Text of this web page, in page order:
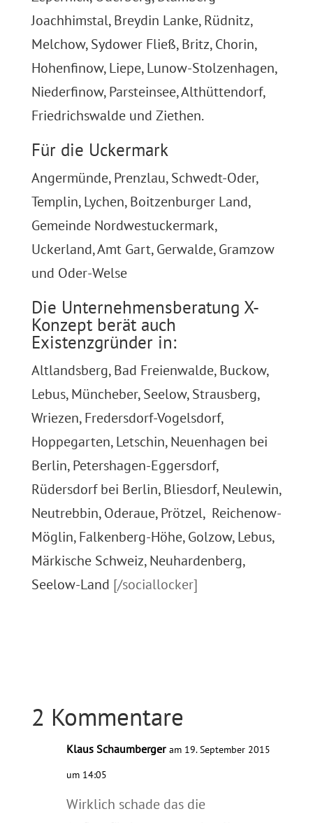
Joachhimstal, Breydin Lanke, Rüdnitz,
Melchow, Sydower Fließ, Britz, Chorin,
Hohenfinow, Liepe, Lunow-Stolzenhagen,
Niederfinow, Parsteinsee, Althüttendorf,
Friedrichswalde und Ziethen.
Für die Uckermark
Angermünde, Prenzlau, Schwedt-Oder,
Templin, Lychen, Boitzenburger Land,
Gemeinde Nordwestuckermark,
Uckerland, Amt Gart, Gerwalde, Gramzow
und Oder-Welse
Die Unternehmensberatung X-
Konzept berät auch
Existenzgründer in:
Altlandsberg, Bad Freienwalde, Buckow,
Lebus, Müncheber, Seelow, Strausberg,
Wriezen, Fredersdorf-Vogelsdorf,
Hoppegarten, Letschin, Neuenhagen bei
Berlin, Petershagen-Eggersdorf,
Rüdersdorf bei Berlin, Bliesdorf, Neulewin,
Neutrebbin, Oderaue, Prötzel, Reichenow-
Möglin, Falkenberg-Höhe, Golzow, Lebus,
Märkische Schweiz, Neuhardenberg,
Seelow-Land [/sociallocker]
2 Kommentare
Klaus Schaumberger am 19. September 2015
um 14:05
Wirklich schade das die